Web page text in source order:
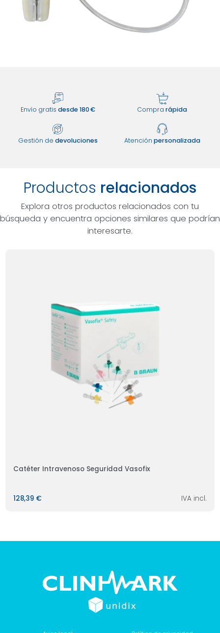
Envío gratis desde 180 € Comprarápida
Gestión de devoluciones Atención personalizada
Productos relacionados
Explora otros productos relacionados con tu
búsqueda y encuentra opciones similares que podrían
interesarte.
Catéter Intravenoso Seguridad Vasofix
128,39 € IVA incl.